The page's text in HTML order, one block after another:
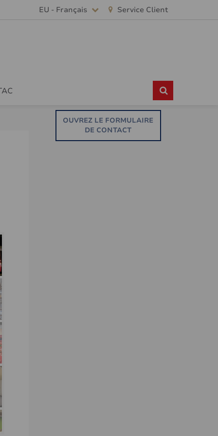
EU - Français Service Client
OUVREZ LE FORMULAIRE
DE CONTACT